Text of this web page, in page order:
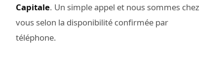
Capitale. Un simple appel et nous sommes chez
vous selon la disponibilité confirmée par
téléphone.